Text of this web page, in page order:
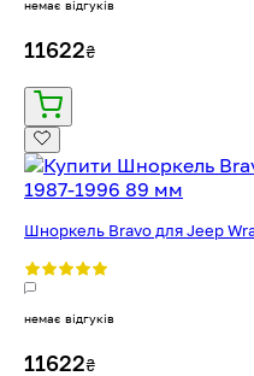
немає відгуків
11622₴
Шноркель Bravo для Jeep
немає відгуків
11622₴